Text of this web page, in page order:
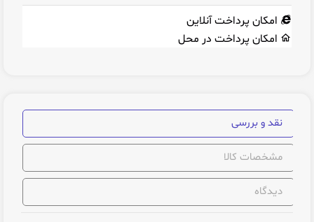
امکان پرداخت آنلاین
امکان پرداخت در محل
نقد و بررسی
مشخصات کالا
دیدگاه